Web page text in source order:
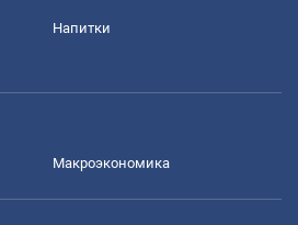
Напитки
Mакроэкономика